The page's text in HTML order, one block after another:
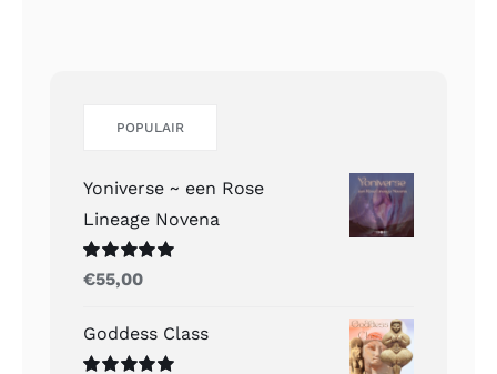
POPULAIR
Yoniverse ~ een Rose
Lineage Novena
Gewaardeerd
uit 5
€55,00
Goddess Class